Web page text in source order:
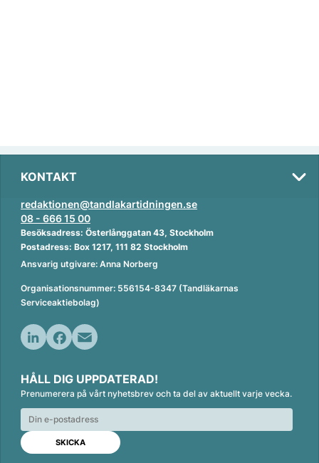
KONTAKT
redaktionen@tandlakartidningen.se
08 - 666 15 00
Besöksadress: Österlånggatan 43, Stockholm
Postadress: Box 1217, 111 82 Stockholm
Ansvarig utgivare: Anna Norberg
Organisationsnummer: 556154-8347 (Tandläkarnas
Serviceaktiebolag)
n
k
e
d
n
c
e
b
o
o
k
a
i
l
HÅLL DIG UPPDATERAD!
Prenumerera på vårt nyhetsbrev och ta del av aktuellt varje vecka.